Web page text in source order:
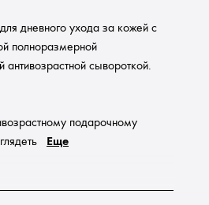
дневного ухода за кожей с
полноразмерной
сывороткой.
подарочному
Еще